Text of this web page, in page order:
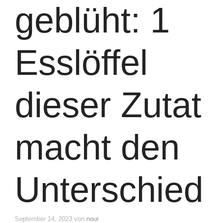
geblüht: 1
Esslöffel
dieser Zutat
macht den
Unterschied
September 14, 2023 von nour